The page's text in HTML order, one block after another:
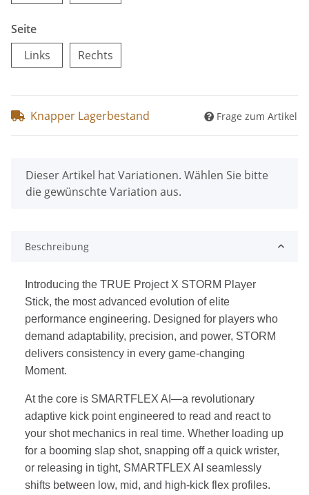
Seite
LinksLinks Rechts
Knapper Lagerbestand Frage zum Artikel
x
Dieser Artikel hat Variationen. Wählen Sie bitte
die gewünschte Variation aus.
Beschreibung
Introducing the TRUE Project X STORM Player
Stick, the most advanced evolution of elite
performance engineering. Designed for players who
demand adaptability, precision, and power, STORM
delivers consistency in every game-changing
Moment.
At the core is SMARTFLEX AI—a revolutionary
adaptive kick point engineered to read and react to
your shot mechanics in real time. Whether loading up
for a booming slap shot, snapping off a quick wrister,
or releasing in tight, SMARTFLEX AI seamlessly
shifts between low, mid, and high-kick flex profiles.